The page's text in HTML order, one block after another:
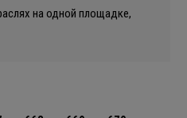
на одной площадке,